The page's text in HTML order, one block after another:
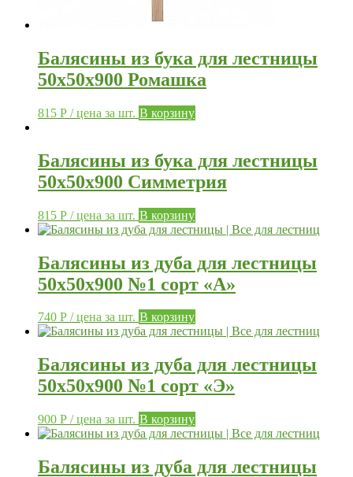
Балясины из бука для лестницы
50х50х900 Ромашка
815 Р / цена за шт. В корзину
Балясины из бука для лестницы
50х50х900 Симметрия
815 Р / цена за шт. В корзину
Балясины из дуба для лестницы
50х50х900 №1 сорт «А»
740 Р / цена за шт. В корзину
Балясины из дуба для лестницы
50х50х900 №1 сорт «Э»
900 Р / цена за шт. В корзину
Балясины из дуба для лестницы